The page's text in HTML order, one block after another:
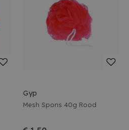
Gyp
Mesh Spons 40g Rood